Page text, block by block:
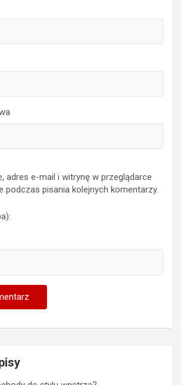
adres e-mail i witrynę w przeglądarce
podczas pisania kolejnych komentarzy.